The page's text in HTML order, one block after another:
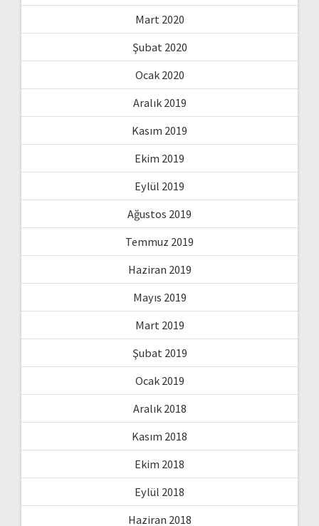
Mart 2020
Şubat 2020
Ocak 2020
Aralık 2019
Kasım 2019
Ekim 2019
Eylül 2019
Ağustos 2019
Temmuz 2019
Haziran 2019
Mayıs 2019
Mart 2019
Şubat 2019
Ocak 2019
Aralık 2018
Kasım 2018
Ekim 2018
Eylül 2018
Haziran 2018